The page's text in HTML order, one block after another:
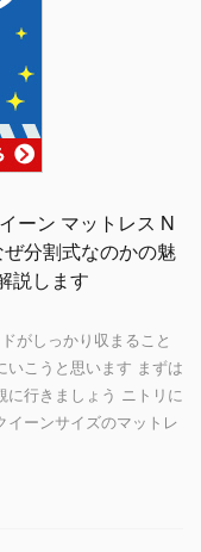
ーン マットレス N
分割式なのかの魅
説します
がしっかり収まること
いこうと思います まずは
に行きましょう ニトリに
イーンサイズのマットレ